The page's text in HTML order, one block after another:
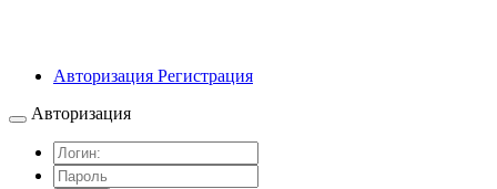
Авторизация Регистрация
Авторизация